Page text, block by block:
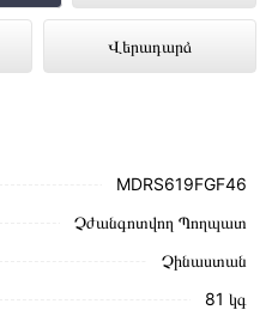
Վերադարձ
առցանց
գնով 429 900 դրամ
MDRS619FGF46
Չժանգոտվող Պողպատ
Չինաստան
81 կգ